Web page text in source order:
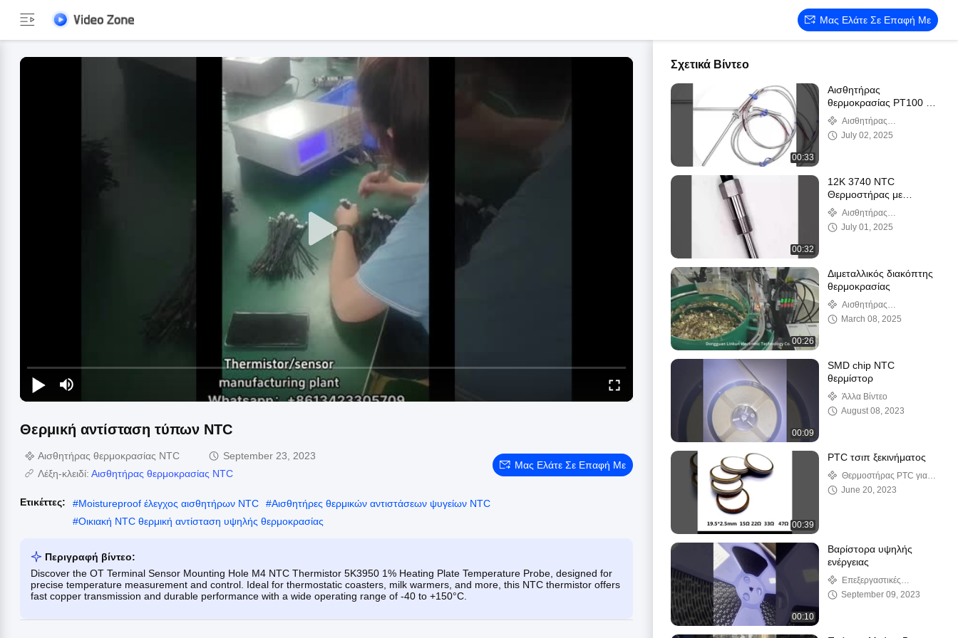
Μας Ελάτε Σε Επαφή Με
Θερμική αντίσταση τύπων NTC
Αισθητήρας θερμοκρασίας NTC
September 23, 2023
Λέξη-κλειδί: Αισθητήρας θερμοκρασίας NTC
Μας Ελάτε Σε Επαφή Με
Ετικέττες: #Moistureproof έλεγχος αισθητήρων NTC #Αισθητήρες θερμικών αντιστάσεων ψυγείων NTC
#Οικιακή NTC θερμική αντίσταση υψηλής θερμοκρασίας
Περιγραφή βίντεο:
Discover the OT Terminal Sensor Mounting Hole M4 NTC Thermistor 5K3950 1% Heating Plate Temperature Probe, designed for
precise temperature measurement and control. Ideal for thermostatic coasters, milk warmers, and more, this NTC thermistor offers
fast copper transmission and durable performance with a wide operating range of -40 to +150°C.
Σχετικά Βίντεο
00:33
Αισθητήρας
θερμοκρασίας PT100 /
PT1000
Αισθητήρας
θερμοκρασίας NTC
July 02, 2025
00:32
12K 3740 NTC
Θερμοστήρας με
ρυθμιστή θερμοκρασίας
Αισθητήρας
θερμοκρασίας NTC
July 01, 2025
00:26
Διμεταλλικός διακόπτης
θερμοκρασίας
Αισθητήρας
θερμοκρασίας NTC
March 08, 2025
00:09
SMD chip NTC
θερμίστορ
Άλλα Βίντεο
August 08, 2023
00:39
PTC τσιπ ξεκινήματος
Θερμοστήρας PTC για
θέρμανση
June 20, 2023
00:10
Βαρίστορα υψηλής
ενέργειας
Επεξεργαστικές
συσκευές SMD
September 09, 2023